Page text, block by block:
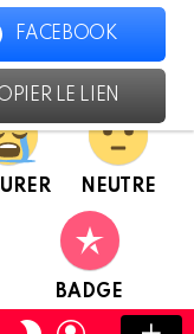
NEUTRE
BADGE
CHANGERCONNEXION
FACEBOOK
LE LIEN